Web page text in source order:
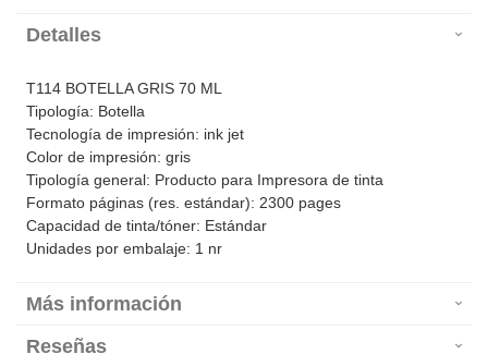
Detalles
T114 BOTELLA GRIS 70 ML
Tipología: Botella
Tecnología de impresión: ink jet
Color de impresión: gris
Tipología general: Producto para Impresora de tinta
Formato páginas (res. estándar): 2300 pages
Capacidad de tinta/tóner: Estándar
Unidades por embalaje: 1 nr
Más información
Reseñas